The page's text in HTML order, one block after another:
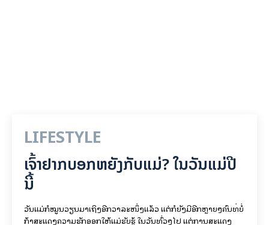
LIFESTYLE
ເຈົ້າຢາກບອກຫຍັງກັບແມ່? ໃນວັນແມ່ປີ
ນີ້
ວັນແມ່ກໍໝູນວຽນມາເຖິງອີກວາລະໜຶ່ງແລ້ວ ແຕ່ກໍຍັງມີອີກຫຼາຍໆຄົນທີ່ບໍ່
ກ້າສະແດງຄວາມຮັກອອກໃຫ້ແມ່ຮັບຮູ້ ໃນວັນທົ່ວໆໄປ ແຕ່ການສະແດງ